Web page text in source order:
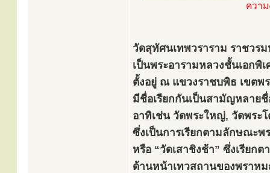
ควา
วัดสุทัศนเทพวราราม ราชวร
เป็นพระอารามหลวงชั้นเอกพิ
ตั้งอยู่ ณ แขวงราชบพิธ เขตพ
มีชื่อเรียกกันเป็นสามัญหลาย
อาทิเช่น วัดพระใหญ่, วัดพระโ
ซึ่งเป็นการเรียกตามลักษณะ
หรือ “วัดเสาชิงช้า” ซึ่งเรียก
ด้านหน้าเทวสถานของพราห